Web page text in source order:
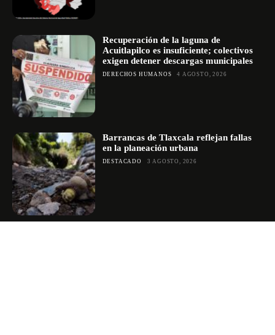
Recuperación de la laguna de
Acuitlapilco es insuficiente; colectivos
exigen detener descargas municipales
DERECHOS HUMANOS 4 AGOSTO, 2026
Barrancas de Tlaxcala reflejan fallas
en la planeación urbana
DESTACADO 3 AGOSTO, 2026